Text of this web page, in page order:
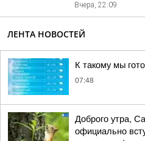
Вчера, 22:09
ЛЕНТА НОВОСТЕЙ
К такому мы
07:48
Доброго утра,
официально